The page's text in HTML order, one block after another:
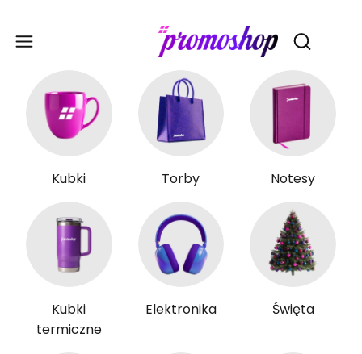
Otwórz
Kubki Torby Notesy
Kubki
termiczne
Elektronika Święta